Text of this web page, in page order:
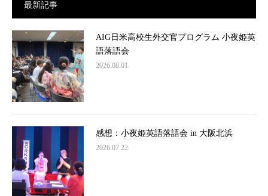
最新記事
AIG日米高校生外交官プログラム 小夜姫英
語落語会
2026.08.01
感想：小夜姫英語落語会 in 大阪北浜
2026.07.22